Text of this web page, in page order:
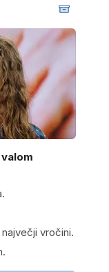
vročini.